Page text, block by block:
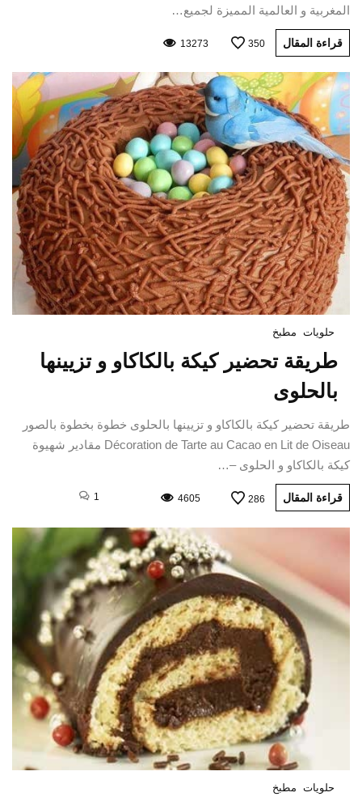
المغربية و العالمية المميزة لجميع…
قراءة المقال 350
13273
حلويات مطبخ
طريقة تحضير كيكة بالكاكاو و تزيينها
بالحلوى
طريقة تحضير كيكة بالكاكاو و تزيينها بالحلوى خطوة بخطوة بالصور
Décoration de Tarte au Cacao en Lit de Oiseau مقادير شهيوة
كيكة بالكاكاو و الحلوى –…
قراءة المقال 286
4605
1
حلويات مطبخ